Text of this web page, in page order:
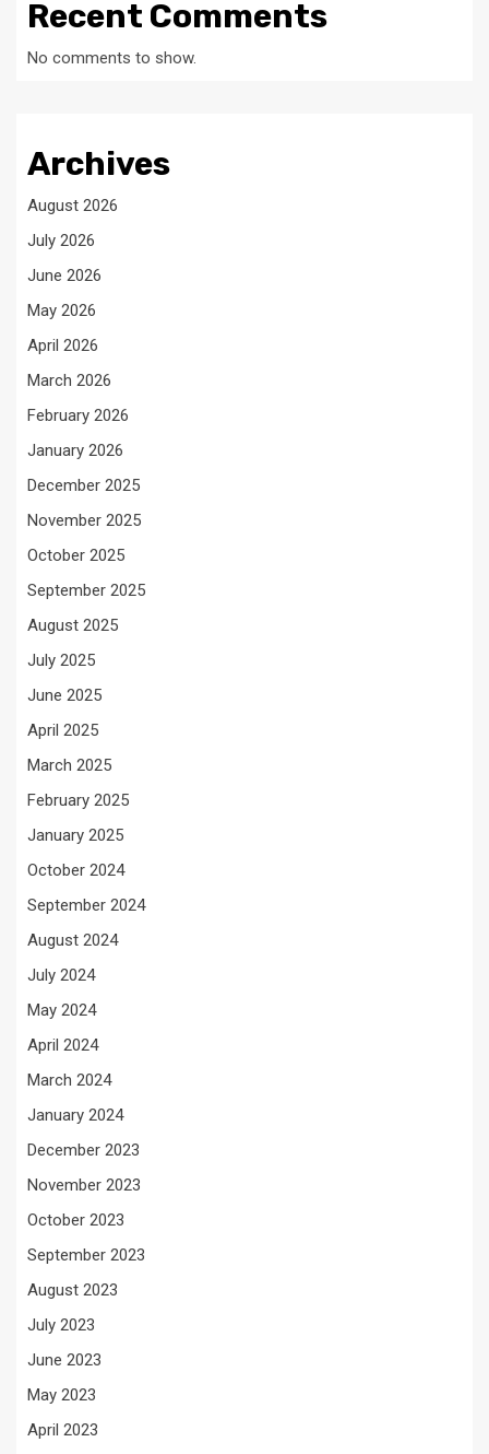
Recent Comments
No comments to show.
Archives
August 2026
July 2026
June 2026
May 2026
April 2026
March 2026
February 2026
January 2026
December 2025
November 2025
October 2025
September 2025
August 2025
July 2025
June 2025
April 2025
March 2025
February 2025
January 2025
October 2024
September 2024
August 2024
July 2024
May 2024
April 2024
March 2024
January 2024
December 2023
November 2023
October 2023
September 2023
August 2023
July 2023
June 2023
May 2023
April 2023